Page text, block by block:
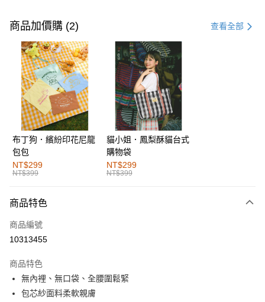
信用卡一次付款
購物金
超商取貨付款
LINE Pay
街口支付
運送方式
全家取貨付款
每筆NT$60，滿NT$1,000(含以上)免運費
付款後全家取貨
萊爾富取貨付款
付款後萊爾富取貨
每筆NT$60，滿NT$1,000(含以上)免運費
商品加價購 (2) 查看全部
布丁狗．繽紛印花尼龍
包包
NT$299
NT$399
貓小姐．鳳梨酥貓台式
購物袋
NT$299
NT$399
商品特色
商品編號
10313455
商品特色
無內裡、無口袋、全腰圍鬆緊
包芯紗面料柔軟親膚